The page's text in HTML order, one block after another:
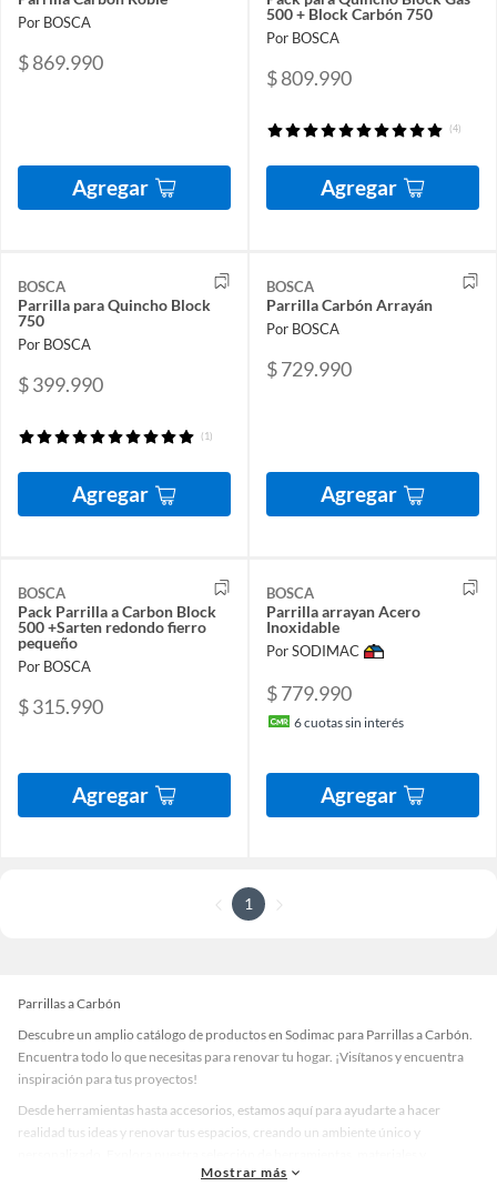
Por BOSCA
$ 869.990
Agregar
500 + Block Carbón 750
Por BOSCA
$ 809.990
(4)
Agregar
BOSCA
Parrilla para Quincho Block
750
Por BOSCA
$ 399.990
(1)
Agregar
BOSCA
Parrilla Carbón Arrayán
Por BOSCA
$ 729.990
Agregar
BOSCA
Pack Parrilla a Carbon Block
500 +Sarten redondo fierro
pequeño
Por BOSCA
$ 315.990
Agregar
BOSCA
Parrilla arrayan Acero
Inoxidable
Por SODIMAC
$ 779.990
6cuotas sin interés
Agregar
1
Parrillas a Carbón
Descubre un amplio catálogo de productos en Sodimac para Parrillas a Carbón.
Encuentra todo lo que necesitas para renovar tu hogar. ¡Visítanos y encuentra
inspiración para tus proyectos!
Desde herramientas hasta accesorios, estamos aquí para ayudarte a hacer
realidad tus ideas y renovar tus espacios, creando un ambiente único y
accesorios de calidad que te ayudarán a crear un espacio más tú.
Mostrar más